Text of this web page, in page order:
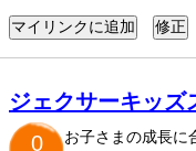
ジェクサーキッズ
0
お子さまの成長に